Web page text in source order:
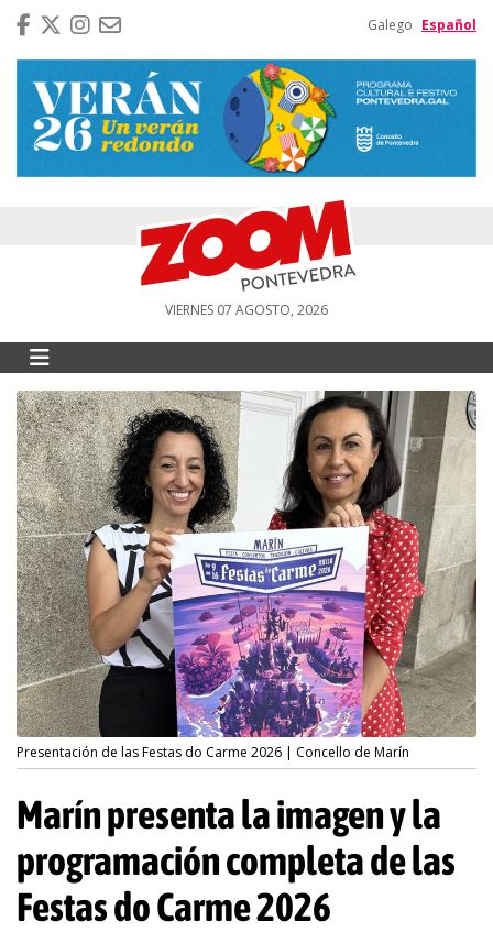
Galego Español
VIERNES 07 AGOSTO, 2026
Presentación de las Festas do Carme 2026 | Concello de Marín
Marín presenta la imagen y la
programación completa de las
Festas do Carme 2026